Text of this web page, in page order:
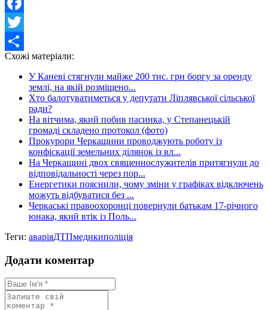
Facebook
Twitter
Share
Схожі матеріали:
У Каневі стягнули майже 200 тис. грн боргу за оренду
землі, на якій розміщено...
Хто балотуватиметься у депутати Ліплявської сільської
ради?
На вітчима, який побив пасинка, у Степанецькій
громаді складено протокол (фото)
Прокурори Черкащини проводжують роботу із
конфіскації земельних ділянок із вл...
На Черкащині двох священнослужителів притягнули до
відповідальності через пор...
Енергетики пояснили, чому зміни у графіках відключень
можуть відбуватися без ...
Черкаські правоохоронці повернули батькам 17-річного
юнака, який втік із Поль...
Теги: аваріяДТПмедикиполіція
Додати коментар